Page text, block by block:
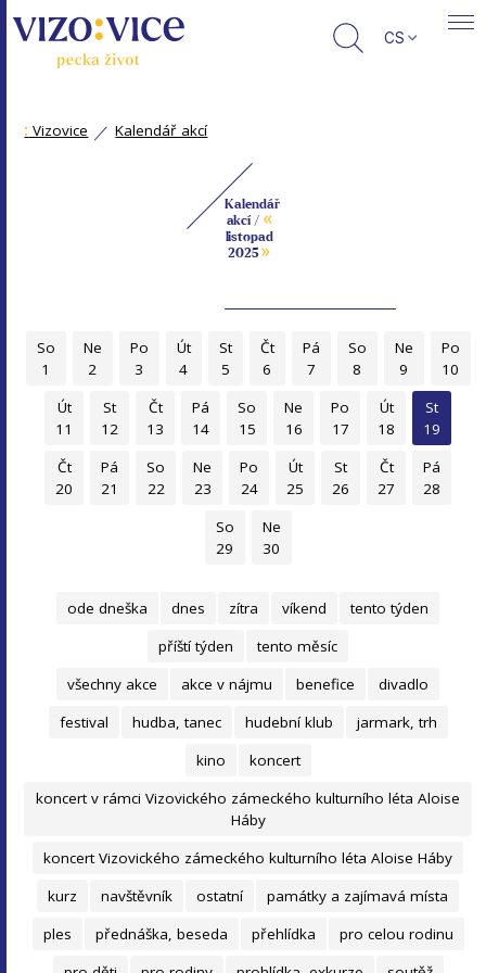
CS
: Vizovice Kalendář akcí
Kalendář
akcí / «
listopad
2025»
So
1
Ne
2
Po
3
Út
4
St
5
Čt
6
Pá
7
So
8
Ne
9
Po
10
Út
11
St
12
Čt
13
Pá
14
So
15
Ne
16
Po
17
Út
18
St
19
Čt
20
Pá
21
So
22
Ne
23
Po
24
Út
25
St
26
Čt
27
Pá
28
So
29
Ne
30
ode dneška dnes zítra víkend
tento týden
příští týden
tento měsíc
všechny akce
akce v nájmu benefice
divadlo
festival
hudba, tanec hudební klub
jarmark, trh
kino
koncert
koncert v rámci Vizovického zámeckého kulturního léta Aloise
Háby
koncert Vizovického zámeckého kulturního léta Aloise Háby
kurz
navštěvník ostatní
památky a zajímavá místa
ples
přednáška, beseda přehlídka
pro celou rodinu